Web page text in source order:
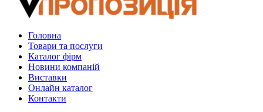
Головна
Товари та послуги
Каталог фірм
Новини компаній
Виставки
Онлайн каталог
Контакти